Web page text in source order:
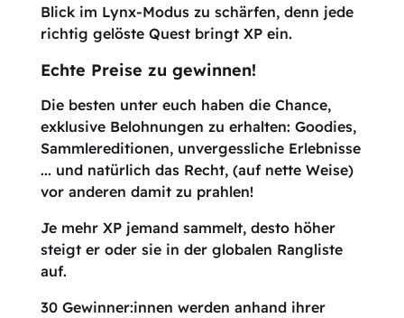
Blick im Lynx-Modus zu schärfen, denn jede
richtig gelöste Quest bringt XP ein.
Echte Preise zu gewinnen!
Die besten unter euch haben die Chance,
exklusive Belohnungen zu erhalten: Goodies,
Sammlereditionen, unvergessliche Erlebnisse
... und natürlich das Recht, (auf nette Weise)
vor anderen damit zu prahlen!
Je mehr XP jemand sammelt, desto höher
steigt er oder sie in der globalen Rangliste
auf.
30 Gewinner:innen werden anhand ihrer